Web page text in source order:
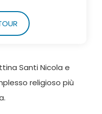
Santi Nicola e
religioso più